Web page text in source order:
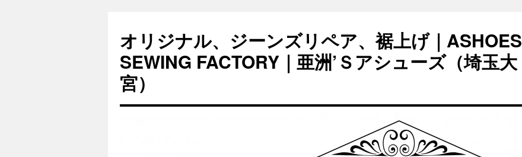
オリジナル、ジーンズリペア、裾上げ｜ASHOES
SEWING FACTORY｜亜洲’Ｓアシューズ（埼玉大
宮）